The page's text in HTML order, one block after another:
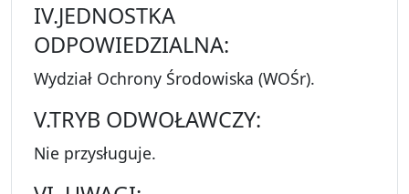
IV.JEDNOSTKA
ODPOWIEDZIALNA:
Wydział Ochrony Środowiska (WOŚr).
V.TRYB ODWOŁAWCZY:
Nie przysługuje.